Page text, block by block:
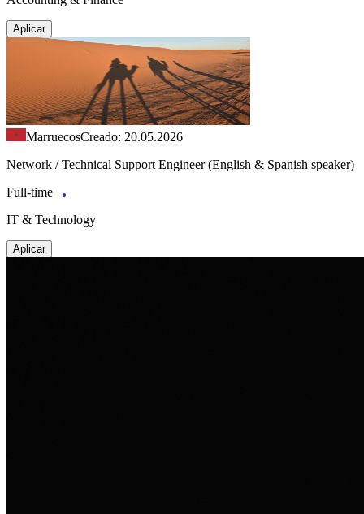
Aplicar
MarruecosCreado: 20.05.2026
Network / Technical Support Engineer (English & Spanish speaker)
Full-time
IT & Technology
Aplicar